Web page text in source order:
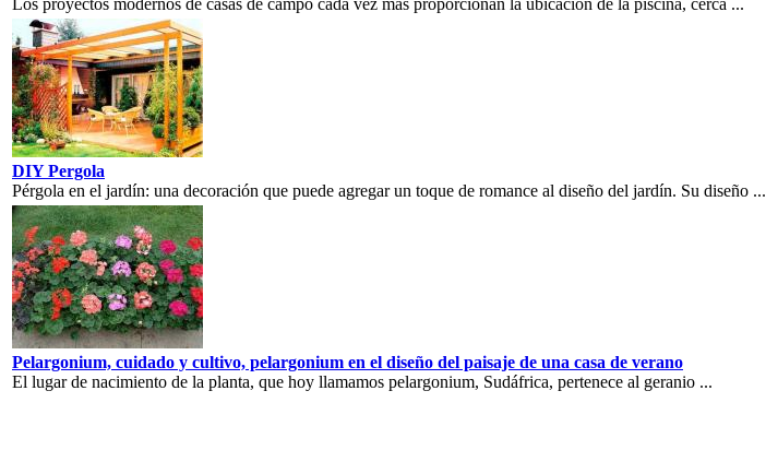
Los proyectos modernos de casas de campo cada vez más proporcionan la ubicación de la piscina, cerca ...
DIY Pergola
Pérgola en el jardín: una decoración que puede agregar un toque de romance al diseño del jardín. Su diseño ...
Pelargonium, cuidado y cultivo, pelargonium en el diseño del paisaje de una casa de verano
El lugar de nacimiento de la planta, que hoy llamamos pelargonium, Sudáfrica, pertenece al geranio ...